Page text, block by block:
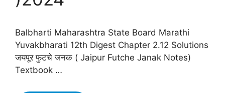
Balbharti Maharashtra State Board Marathi
Yuvakbharati 12th Digest Chapter 2.12 Solutions
जयपूर फुटचे जनक ( Jaipur Futche Janak Notes)
Textbook …